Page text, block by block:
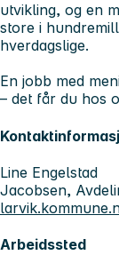
utvikling, og en
store i
hverdagslige.
En jobb med
– det får du hos
Line Engelstad
Jacobsen,
Arbeidssted